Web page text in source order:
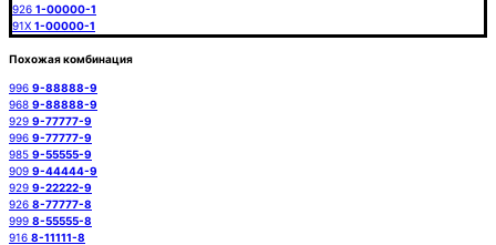
926 1-00000-1
91X 1-00000-1
Похожая комбинация
996 9-88888-9
968 9-88888-9
929 9-77777-9
996 9-77777-9
985 9-55555-9
909 9-44444-9
929 9-22222-9
926 8-77777-8
999 8-55555-8
916 8-11111-8